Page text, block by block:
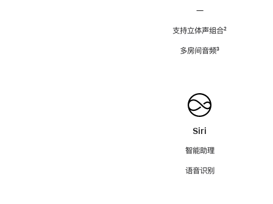
—
支持立体声组合脚
²
多房间音频脚
³
Siri
智能助理
语音识别